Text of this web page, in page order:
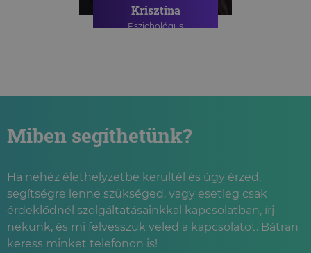
Krisztina
Pszichológus
Miben segíthetünk?
Ha nehéz élethelyzetbe kerültél és úgy érzed,
segítségre lenne szükséged, vagy esetleg csak
érdeklődnél szolgáltatásainkkal kapcsolatban, írj
nekünk, és mi felvesszük veled a kapcsolatot. Bátran
keress minket telefonon is!